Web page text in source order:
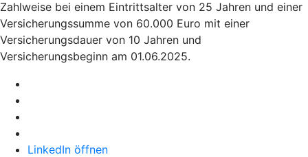
Zahlweise bei einem Eintrittsalter von 25 Jahren und einer
Versicherungssumme von 60.000 Euro mit einer
Versicherungsdauer von 10 Jahren und
Versicherungsbeginn am 01.06.2025.
LinkedIn öffnen